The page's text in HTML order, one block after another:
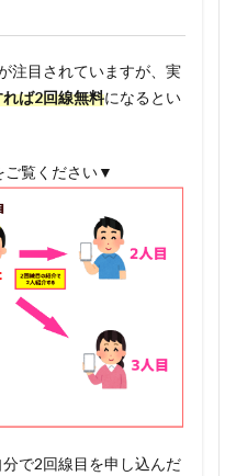
注目されていますが、実
ば2回線無料になるとい
ご覧ください▼
で2回線目を申し込んだ